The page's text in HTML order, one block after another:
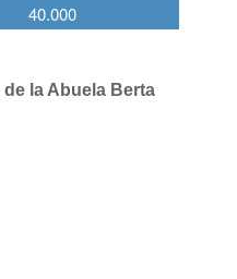
40.000
la Abuela Berta